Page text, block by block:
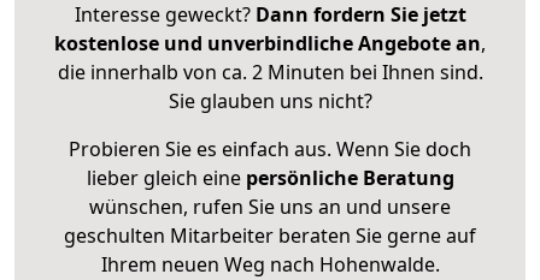
Interesse geweckt? Dann fordern Sie jetzt
kostenlose und unverbindliche Angebote an,
die innerhalb von ca. 2 Minuten bei Ihnen sind.
Sie glauben uns nicht?
Probieren Sie es einfach aus. Wenn Sie doch
lieber gleich eine persönliche Beratung
wünschen, rufen Sie uns an und unsere
geschulten Mitarbeiter beraten Sie gerne auf
Ihrem neuen Weg nach Hohenwalde.